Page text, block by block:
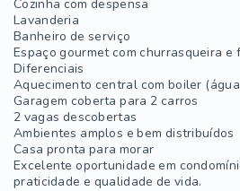
Cozinha com despensa
Lavanderia
Banheiro de serviço
Espaço gourmet com churrasqueira e
Diferenciais
Aquecimento central com boiler
Garagem coberta para 2 carros
2 vagas descobertas
Ambientes amplos e bem distribuídos
Casa pronta para morar
Excelente oportunidade em
praticidade e qualidade de vida.